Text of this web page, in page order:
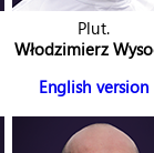
Plut.
Włodzimierz
English version